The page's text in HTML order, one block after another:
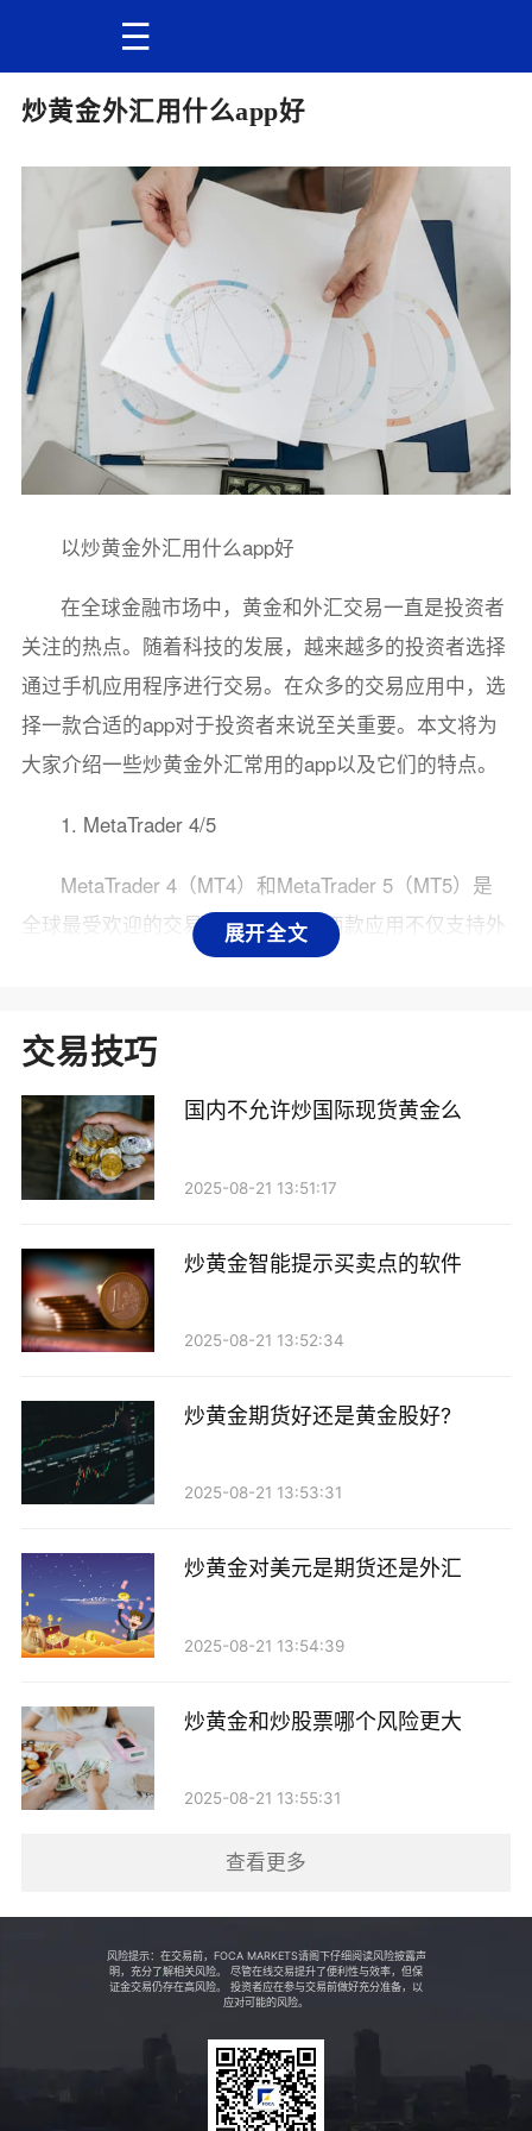
炒黄金外汇用什么app好
展开全文
以炒黄金外汇用什么app好
在全球金融市场中，黄金和外汇交易一直是投资者
关注的热点。随着科技的发展，越来越多的投资者选择
通过手机应用程序进行交易。在众多的交易应用中，选
择一款合适的app对于投资者来说至关重要。本文将为
大家介绍一些炒黄金外汇常用的app以及它们的特点。
1. MetaTrader 4/5
MetaTrader 4（MT4）和MetaTrader 5（MT5）是
全球最受欢迎的交易平台之一。这两款应用不仅支持外
汇交易，还允许用户进行黄金等贵金属的交易。它们的
- 用户友好：界面简洁易懂，适合新手使用。 - 丰
富的分析工具：提供多种技术指标和图表，方便投资者
进行市场分析。 - 自动交易：支持专家顾问（EA）功
能，用户可以设置自动交易策略。 - 多种设备兼容：支
易。
2. 火币网
供黄金交易的功能。对于偏向数字资产的投资者来说，
火币网提供了多样化的投资选择。其特点包括：
币、以太坊等多种数字货币。 - 安全性高：火币网采取
多重安全措施，保护用户的资产安全。 - 用户社区活
跃：平台内有丰富的社区讨论，投资者可以分享经验和
3. IG Markets
IG Markets是一家全球领先的在线交易平台，提供
低，适合频繁交易的投资者。 - 丰富的教育资源：提供
大量的市场分析报告和交易教程，帮助新手快速上手。
- 实时市场数据：用户可以获取实时的市场行情，帮助
做出更明智的交易决策。
交易技巧
国内不允许炒国际现货黄金么
2025-08-21 13:51:17
炒黄金智能提示买卖点的软件
2025-08-21 13:52:34
炒黄金期货好还是黄金股好?
2025-08-21 13:53:31
炒黄金对美元是期货还是外汇
2025-08-21 13:54:39
炒黄金和炒股票哪个风险更大
2025-08-21 13:55:31
查看更多
风险提示：在交易前，FOCA MARKETS请阁下仔细阅读风险披露声
明，充分了解相关风险。 尽管在线交易提升了便利性与效率，但保
证金交易仍存在高风险。 投资者应在参与交易前做好充分准备，以
应对可能的风险。